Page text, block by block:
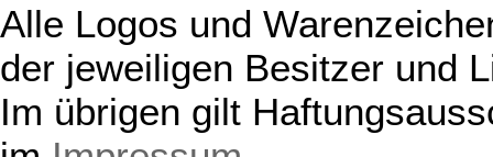
Alle Logos und
der jeweiligen Besitzer und
Im übrigen gilt